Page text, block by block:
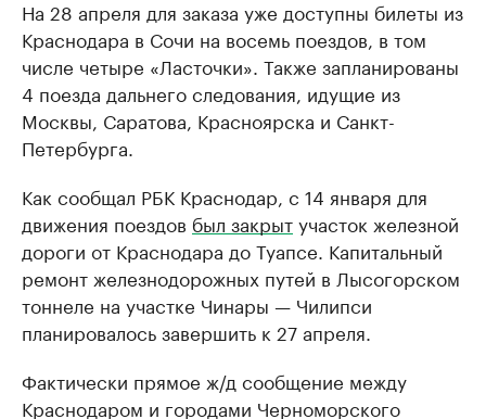
На 28 апреля для заказа уже доступны билеты из
Краснодара в Сочи на восемь поездов, в том
числе четыре «Ласточки». Также запланированы
4 поезда дальнего следования, идущие из
Москвы, Саратова, Красноярска и Санкт-
Петербурга.
Как сообщал РБК Краснодар, с 14 января для
движения поездов был закрытучасток железной
дороги от Краснодара до Туапсе. Капитальный
ремонт железнодорожных путей в Лысогорском
тоннеле на участке Чинары — Чилипси
планировалось завершить к 27 апреля.
Фактически прямое ж/д сообщение между
Краснодаром и городами Черноморского